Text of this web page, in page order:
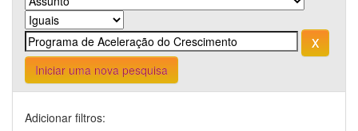
Iniciar uma nova pesquisa
Adicionar filtros: